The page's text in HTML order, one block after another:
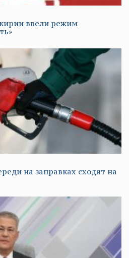
ввели режим
на заправках сходят на